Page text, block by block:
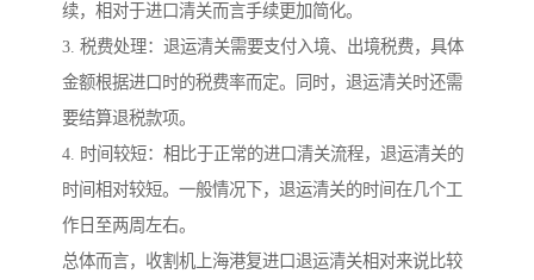
续，相对于进口清关而言手续更加简化。
3. 税费处理：退运清关需要支付入境、出境税费，具体
金额根据进口时的税费率而定。同时，退运清关时还需
要结算退税款项。
4. 时间较短：相比于正常的进口清关流程，退运清关的
时间相对较短。一般情况下，退运清关的时间在几个工
作日至两周左右。
总体而言，收割机上海港复进口退运清关相对来说比较